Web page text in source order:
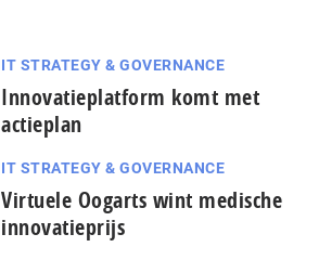
IT STRATEGY & GOVERNANCE
Innovatieplatform komt met
actieplan
IT STRATEGY & GOVERNANCE
Virtuele Oogarts wint medische
innovatieprijs